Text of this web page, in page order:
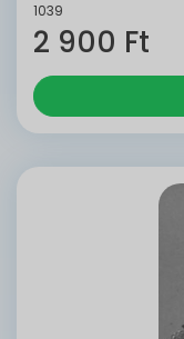
1039
2 900 Ft